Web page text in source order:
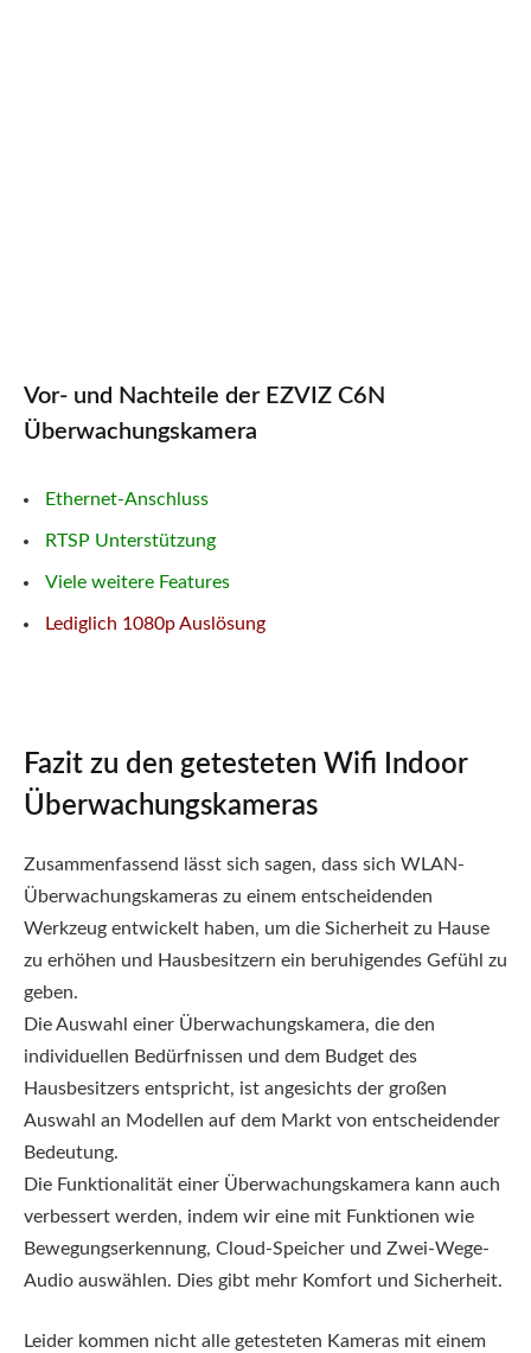
Vor- und Nachteile der EZVIZ C6N
Überwachungskamera
Ethernet-Anschluss
RTSP Unterstützung
Viele weitere Features
Lediglich 1080p Auslösung
Fazit zu den getesteten Wifi Indoor
Überwachungskameras
Zusammenfassend lässt sich sagen, dass sich WLAN-
Überwachungskameras zu einem entscheidenden
Werkzeug entwickelt haben, um die Sicherheit zu Hause
zu erhöhen und Hausbesitzern ein beruhigendes Gefühl zu
geben.
Die Auswahl einer Überwachungskamera, die den
individuellen Bedürfnissen und dem Budget des
Hausbesitzers entspricht, ist angesichts der großen
Auswahl an Modellen auf dem Markt von entscheidender
Bedeutung.
Die Funktionalität einer Überwachungskamera kann auch
verbessert werden, indem wir eine mit Funktionen wie
Bewegungserkennung, Cloud-Speicher und Zwei-Wege-
Audio auswählen. Dies gibt mehr Komfort und Sicherheit.
Leider kommen nicht alle getesteten Kameras mit einem